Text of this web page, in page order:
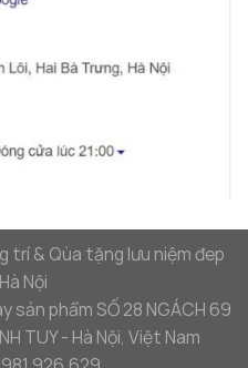
trí & Qùa tặng lưu niệm đep
Nội
phẩm SỐ 28 NGÁCH 69
TUY - Hà Nội, Việt Nam